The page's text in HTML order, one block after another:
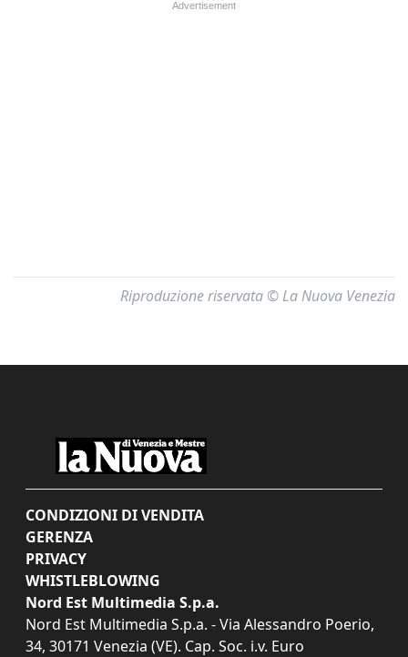
Riproduzione riservata © La Nuova Venezia
CONDIZIONI DI VENDITA
GERENZA
PRIVACY
WHISTLEBLOWING
Nord Est Multimedia S.p.a.
Nord Est Multimedia S.p.a. - Via Alessandro Poerio,
34, 30171 Venezia (VE). Cap. Soc. i.v. Euro